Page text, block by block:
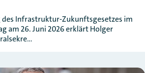
des Infrastruktur-Zukunftsgesetzes im
am 26. Juni 2026 erklärt Holger